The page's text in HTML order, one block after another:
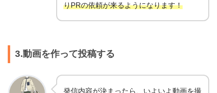
りPRの依頼が来るようになります！
3.動画を作って投稿する
発信内容が決まったら、いよいよ動画を撮